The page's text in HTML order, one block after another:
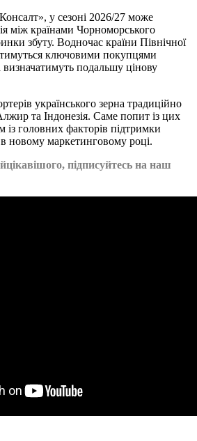
у сезоні 2026/27 може
між країнами Чорноморського
збуту. Водночас країни Північної
ключовими покупцями
визначатимуть подальшу цінову
українського зерна традиційно
та Індонезія. Саме попит із цих
із головних факторів підтримки
в новому маркетинговому році.
підписуйтесь на наш